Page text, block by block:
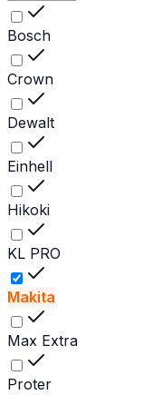
Bosch
Crown
Dewalt
Einhell
Hikoki
KL PRO
Makita
Max Extra
Proter